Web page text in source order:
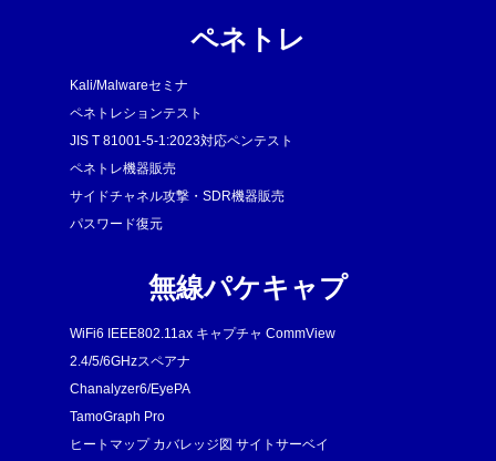
ペネトレ
Kali/Malwareセミナ
ペネトレションテスト
JIS T 81001-5-1:2023対応ペンテスト
ペネトレ機器販売
サイドチャネル攻撃・SDR機器販売
パスワード復元
無線パケキャプ
WiFi6 IEEE802.11ax キャプチャ CommView
2.4/5/6GHzスペアナ
Chanalyzer6/EyePA
TamoGraph Pro
ヒートマップ カバレッジ図 サイトサーベイ